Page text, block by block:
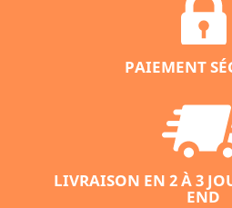
PAIEMENT
LIVRAISON EN 2 À 3
END